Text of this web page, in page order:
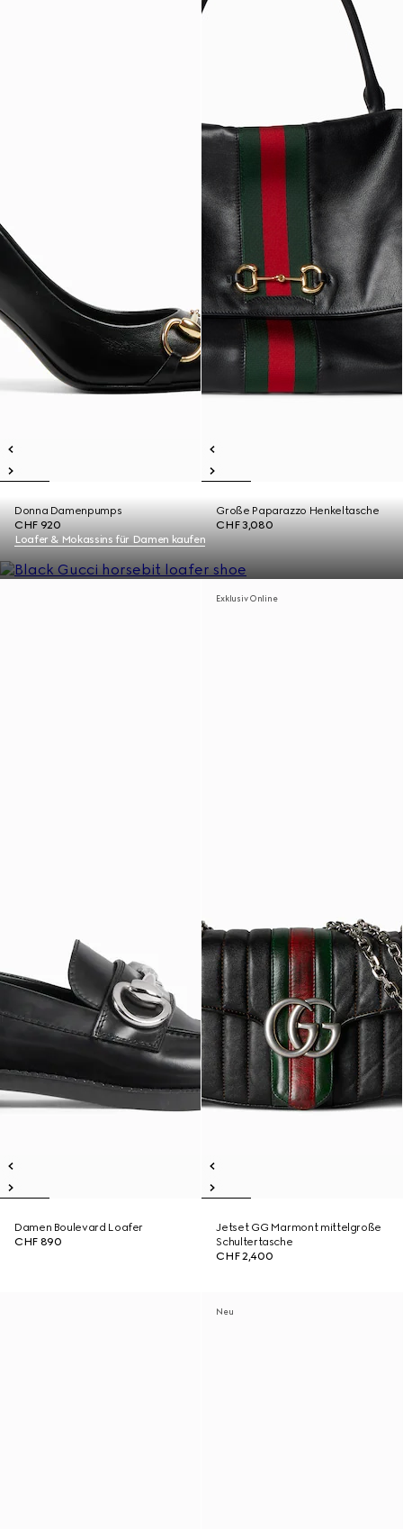
Donna Damenpumps
CHF 920
Große Paparazzo Henkeltasche
CHF 3,080
Loafer & Mokassins für Damen kaufen
Damen Boulevard Loafer
CHF 890
Exklusiv Online
Jetset GG Marmont mittelgroße
Schultertasche
CHF 2,400
Neu